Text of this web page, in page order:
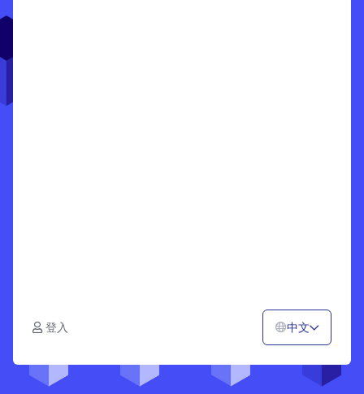
登入 中文